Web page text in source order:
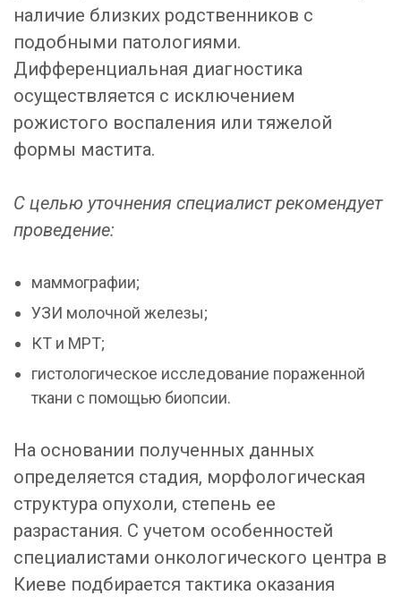
наличие близких родственников с
подобными патологиями.
Дифференциальная диагностика
осуществляется с исключением
рожистого воспаления или тяжелой
формы мастита.
С целью уточнения специалист рекомендует
проведение:
маммографии;
УЗИ молочной железы;
КТ и МРТ;
гистологическое исследование пораженной
ткани с помощью биопсии.
На основании полученных данных
определяется стадия, морфологическая
структура опухоли, степень ее
разрастания. С учетом особенностей
специалистами онкологического центра в
Киеве подбирается тактика оказания